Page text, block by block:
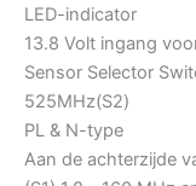
LED-indicator
13.8 Volt ingang
Sensor Selector
525MHz(S2)
PL & N-type
Aan de achterzijde